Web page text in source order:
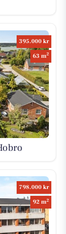
395.000 kr
63 m2
798.000 kr
92 m2